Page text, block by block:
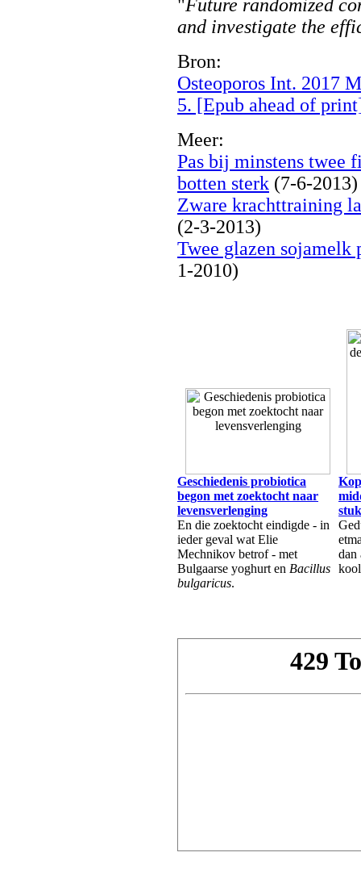
"Future randomized
and investigate the
Bron:
Osteoporos Int. 2017
5. [Epub ahead of
Meer:
Pas bij minstens twee
botten sterk (7-6-2013)
Zware krachttraining
(2-3-2013)
Twee glazen sojamelk
1-2010)
Geschiedenis probiotica
begon met zoektocht naar
levensverlenging
En die zoektocht eindigde - in
ieder geval wat Elie
Mechnikov betrof - met
Bulgaarse yoghurt en Bacillus
bulgaricus.
dan